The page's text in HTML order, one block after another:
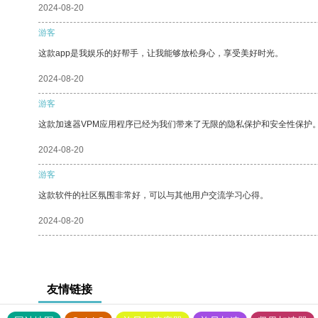
2024-08-20
游客
这款app是我娱乐的好帮手，让我能够放松身心，享受美好时光。
2024-08-20
游客
这款加速器VPM应用程序已经为我们带来了无限的隐私保护和安全性保护
2024-08-20
游客
这款软件的社区氛围非常好，可以与其他用户交流学习心得。
2024-08-20
友情链接